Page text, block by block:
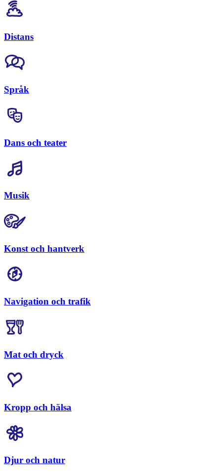
Distans
Språk
Dans och teater
Musik
Konst och hantverk
Navigation och trafik
Mat och dryck
Kropp och hälsa
Djur och natur